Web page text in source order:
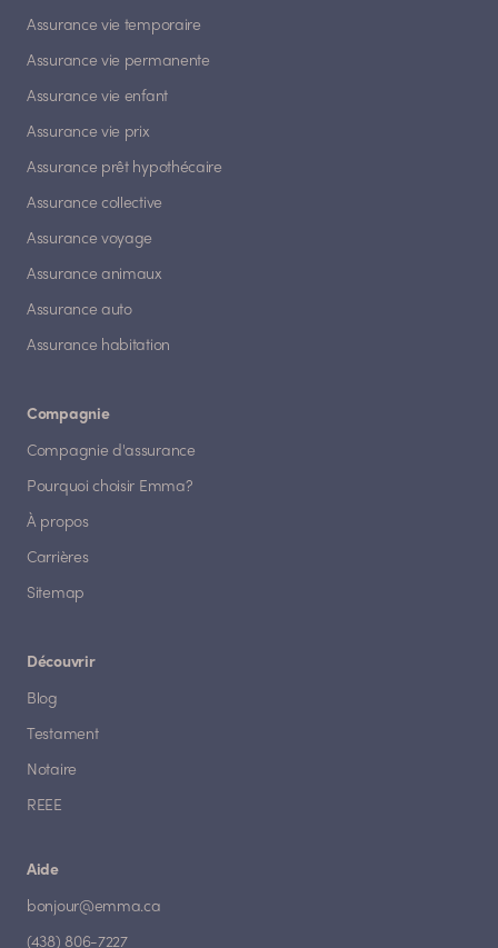
Assurance vie temporaire
Assurance vie permanente
Assurance vie enfant
Assurance vie prix
Assurance prêt hypothécaire
Assurance collective
Assurance voyage
Assurance animaux
Assurance auto
Assurance habitation
Compagnie
Compagnie d'assurance
Pourquoi choisir Emma?
À propos
Carrières
Sitemap
Découvrir
Blog
Testament
Notaire
REEE
Aide
bonjour@emma.ca
(438) 806-7227